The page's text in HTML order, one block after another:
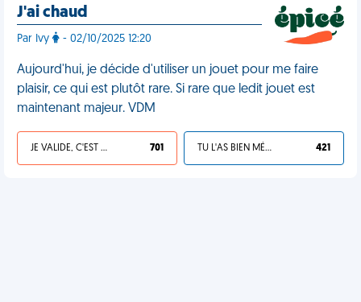
J'ai chaud
Par Ivy - 02/10/2025 12:20
Aujourd'hui, je décide d'utiliser un jouet pour me faire
plaisir, ce qui est plutôt rare. Si rare que ledit jouet est
maintenant majeur. VDM
JE VALIDE, C'EST UNE VDM 701 TU L'AS BIEN MÉRITÉ 421